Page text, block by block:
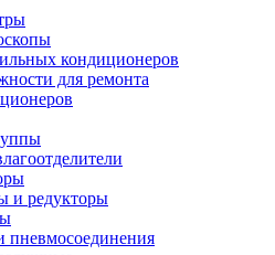
кондиционеров
для ремонта
и редукторы
пневмосоединения